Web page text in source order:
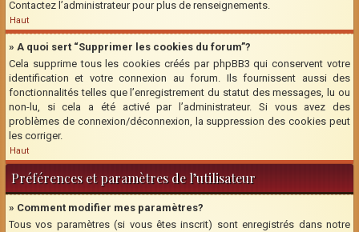
Contactez l’administrateur pour plus de renseignements.
Haut
» A quoi sert “Supprimer les cookies du forum”?
Cela supprime tous les cookies créés par phpBB3 qui conservent votre
identification et votre connexion au forum. Ils fournissent aussi des
fonctionnalités telles que l’enregistrement du statut des messages, lu ou
non-lu, si cela a été activé par l’administrateur. Si vous avez des
problèmes de connexion/déconnexion, la suppression des cookies peut
les corriger.
Haut
Préférences et paramètres de l’utilisateur
» Comment modifier mes paramètres?
Tous vos paramètres (si vous êtes inscrit) sont enregistrés dans notre